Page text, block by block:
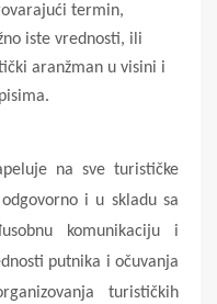
termin,
iste vrednosti, ili
aranžman u visini i
na sve turističke
i u skladu sa
komunikaciju i
putnika i očuvanja
turističkih